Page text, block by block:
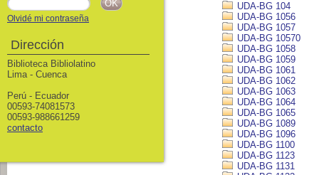
UDA-BG 104
UDA-BG 1056
UDA-BG 1057
UDA-BG 10570
UDA-BG 1058
UDA-BG 1059
UDA-BG 1061
UDA-BG 1062
UDA-BG 1063
UDA-BG 1064
UDA-BG 1065
UDA-BG 1089
UDA-BG 1096
UDA-BG 1100
UDA-BG 1123
UDA-BG 1131
Olvidé mi contraseña
Dirección
Biblioteca Bibliolatino
Lima - Cuenca
Perú - Ecuador
00593-74081573
00593-988661259
contacto